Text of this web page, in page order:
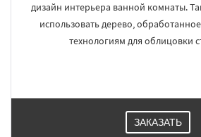
дизайн интерьера ванной комнаты.
использовать дерево,
технологиям для облицовки
ЗАКАЗАТЬ